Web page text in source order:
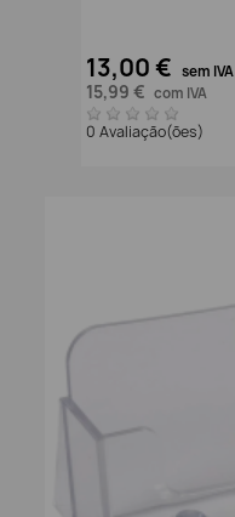
13,00 € sem IVA
15,99 € com IVA
0 Avaliação(ões)